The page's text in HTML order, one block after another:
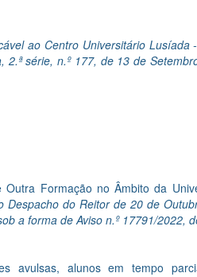
ao Centro Universitário
série, n.º 177, de 13 de
Formação no Âmbito da
do Reitor de 20 de
a forma de Aviso n.º 17791/2022,
avulsas, alunos em tempo